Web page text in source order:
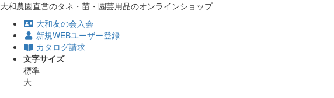
大和農園直営のタネ・苗・園芸用品のオンラインショップ
大和友の会入会
新規WEBユーザー登録
カタログ請求
文字サイズ
標準
大